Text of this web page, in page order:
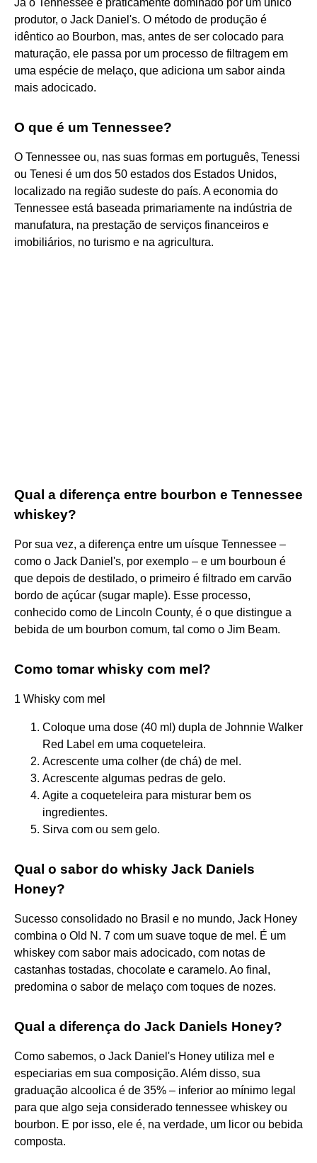
produtor, o Jack Daniel's. O método de produção é
idêntico ao Bourbon, mas, antes de ser colocado para
maturação, ele passa por um processo de filtragem em
uma espécie de melaço, que adiciona um sabor ainda
mais adocicado.
O que é um Tennessee?
O Tennessee ou, nas suas formas em português, Tenessi
ou Tenesi é um dos 50 estados dos Estados Unidos,
localizado na região sudeste do país. A economia do
Tennessee está baseada primariamente na indústria de
manufatura, na prestação de serviços financeiros e
imobiliários, no turismo e na agricultura.
Qual a diferença entre bourbon e Tennessee
whiskey?
Por sua vez, a diferença entre um uísque Tennessee –
como o Jack Daniel's, por exemplo – e um bourboun é
que depois de destilado, o primeiro é filtrado em carvão
bordo de açúcar (sugar maple). Esse processo,
conhecido como de Lincoln County, é o que distingue a
bebida de um bourbon comum, tal como o Jim Beam.
Como tomar whisky com mel?
1 Whisky com mel
Coloque uma dose (40 ml) dupla de Johnnie Walker
Red Label em uma coqueteleira.
Acrescente uma colher (de chá) de mel.
Acrescente algumas pedras de gelo.
Agite a coqueteleira para misturar bem os
ingredientes.
Sirva com ou sem gelo.
Qual o sabor do whisky Jack Daniels
Honey?
Sucesso consolidado no Brasil e no mundo, Jack Honey
combina o Old N. 7 com um suave toque de mel. É um
whiskey com sabor mais adocicado, com notas de
castanhas tostadas, chocolate e caramelo. Ao final,
predomina o sabor de melaço com toques de nozes.
Qual a diferença do Jack Daniels Honey?
Como sabemos, o Jack Daniel's Honey utiliza mel e
especiarias em sua composição. Além disso, sua
graduação alcoolica é de 35% – inferior ao mínimo legal
para que algo seja considerado tennessee whiskey ou
bourbon. E por isso, ele é, na verdade, um licor ou bebida
composta.